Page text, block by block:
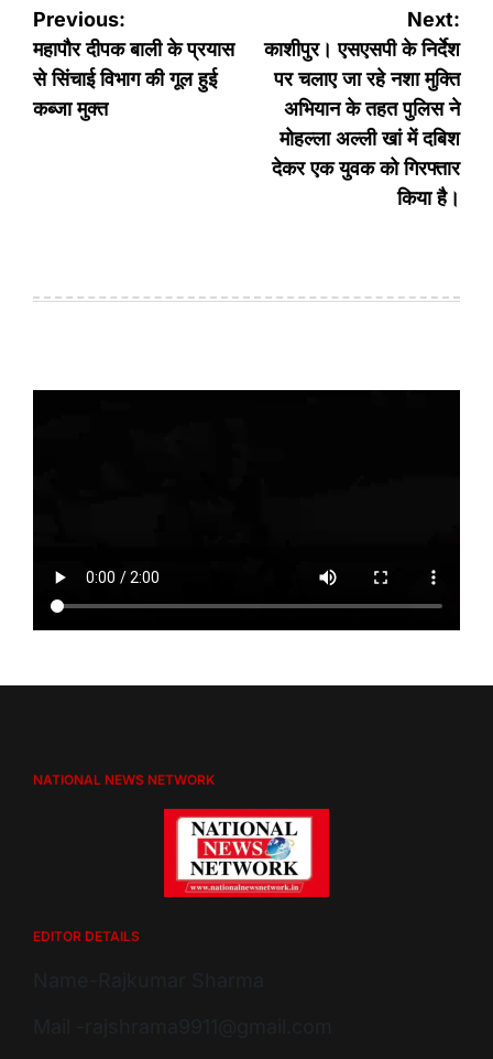
Post
navigation
Previous:
महापौर दीपक बाली के प्रयास
से सिंचाई विभाग की गूल हुई
कब्जा मुक्त
Next:
काशीपुर। एसएसपी के निर्देश
पर चलाए जा रहे नशा मुक्ति
अभियान के तहत पुलिस ने
मोहल्ला अल्ली खां में दबिश
देकर एक युवक को गिरफ्तार
किया है।
NATIONAL NEWS NETWORK
EDITOR DETAILS